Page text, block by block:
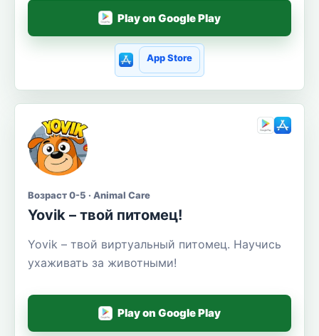
Play on Google Play
App Store
Возраст 0-5 · Animal Care
Yovik – твой питомец!
Yovik – твой виртуальный питомец. Научись
ухаживать за животными!
Play on Google Play